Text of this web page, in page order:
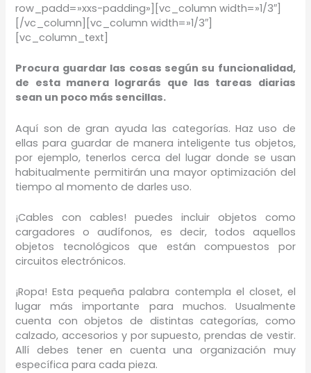
row_padd=»xxs-padding»][vc_column width=»1/3″]
[/vc_column][vc_column width=»1/3″]
[vc_column_text]
Procura guardar las cosas según su funcionalidad,
de esta manera lograrás que las tareas diarias
sean un poco más sencillas.
Aquí son de gran ayuda las categorías. Haz uso de
ellas para guardar de manera inteligente tus objetos,
por ejemplo, tenerlos cerca del lugar donde se usan
habitualmente permitirán una mayor optimización del
tiempo al momento de darles uso.
¡Cables con cables! puedes incluir objetos como
cargadores o audífonos, es decir, todos aquellos
objetos tecnológicos que están compuestos por
circuitos electrónicos.
¡Ropa! Esta pequeña palabra contempla el closet, el
lugar más importante para muchos. Usualmente
cuenta con objetos de distintas categorías, como
calzado, accesorios y por supuesto, prendas de vestir.
Allí debes tener en cuenta una organización muy
específica para cada pieza.